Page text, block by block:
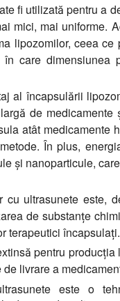
fi utilizată pentru a
mici, mai uniforme.
lipozomilor, ceea ce
care dimensiunea
al încapsulării
de medicamente
atât medicamente
În plus,
și nanoparticule,
cu ultrasunete este,
de substanțe
terapeutici încapsulați.
pentru
livrare a
este o